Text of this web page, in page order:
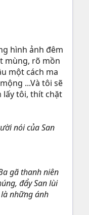
hình ảnh đêm
mùng, rõ mồn
một cách ma
...Và tôi sẽ
lấy tôi, thít chặt
nói của San
gã thanh niên
đẩy San lùi
những ánh